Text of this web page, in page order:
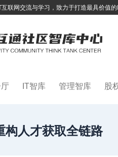
联网交流与学习，致力于打造最具价值
IT智库 管理智库 股
构人才获取全链路